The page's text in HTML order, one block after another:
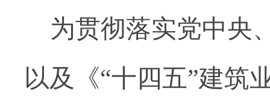
为贯彻落实党中央
以及《“十四五”建筑